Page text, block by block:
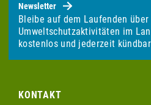
Newsletter
Bleibe auf dem Laufenden
Umweltschutzaktivitäten im
kostenlos und jederzeit
KONTAKT